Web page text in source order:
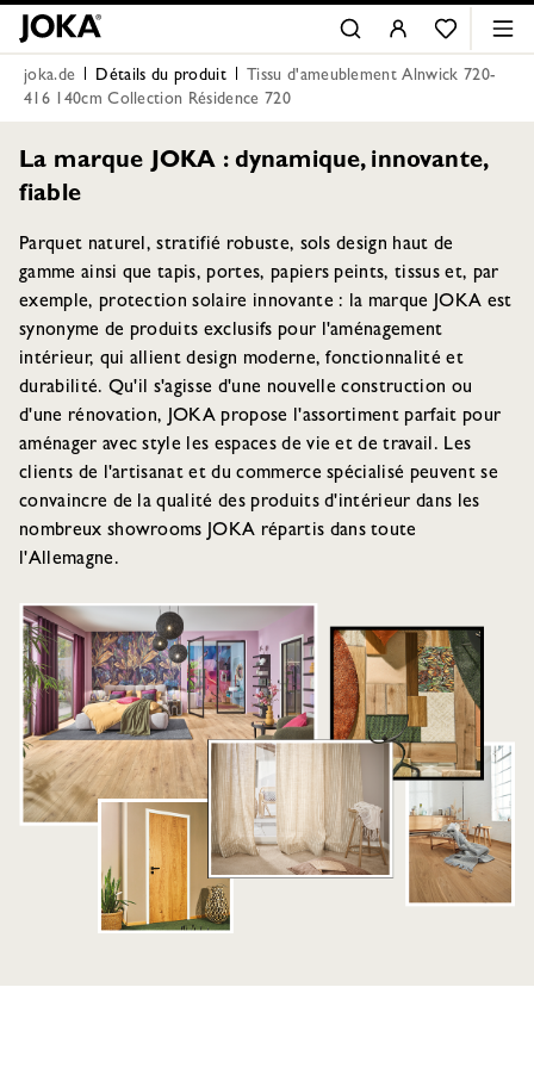
joka.de Détails du produit
Tissu d'ameublement Alnwick 720-
416 140cm Collection Résidence 720
La marque JOKA : dynamique, innovante,
fiable
Parquet naturel, stratifié robuste, sols design haut de
gamme ainsi que tapis, portes, papiers peints, tissus et, par
exemple, protection solaire innovante : la marque JOKA est
synonyme de produits exclusifs pour l'aménagement
intérieur, qui allient design moderne, fonctionnalité et
durabilité. Qu'il s'agisse d'une nouvelle construction ou
d'une rénovation, JOKA propose l'assortiment parfait pour
aménager avec style les espaces de vie et de travail. Les
clients de l'artisanat et du commerce spécialisé peuvent se
convaincre de la qualité des produits d'intérieur dans les
nombreux showrooms JOKA répartis dans toute
l'Allemagne.